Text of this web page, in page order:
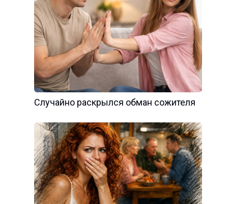
Случайно раскрылся обман сожителя